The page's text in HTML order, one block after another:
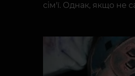
сім'ї. Однак, якщо не